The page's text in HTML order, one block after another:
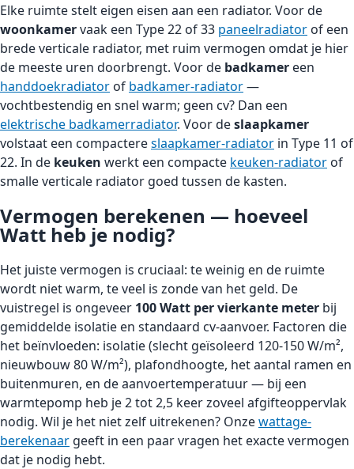
Elke ruimte stelt eigen eisen aan een radiator. Voor de
woonkamervaak een Type 22 of 33 paneelradiator of een
brede verticale radiator, met ruim vermogen omdat je hier
de meeste uren doorbrengt. Voor de badkamer een
handdoekradiator of badkamer-radiator—
vochtbestendig en snel warm; geen cv? Dan een
elektrische badkamerradiator. Voor deslaapkamer
volstaat een compactereslaapkamer-radiator in Type 11 of
22. In de keuken werkt een compacte keuken-radiator of
smalle verticale radiator goed tussen de kasten.
Vermogen berekenen — hoeveel
Watt heb je nodig?
Het juiste vermogen is cruciaal: te weinig en de ruimte
wordt niet warm, te veel is zonde van het geld. De
vuistregel is ongeveer 100 Watt per vierkante meter bij
gemiddelde isolatie en standaard cv-aanvoer. Factoren die
het beïnvloeden: isolatie (slecht geïsoleerd 120-150 W/m²,
nieuwbouw 80 W/m²), plafondhoogte, het aantal ramen en
buitenmuren, en de aanvoertemperatuur — bij een
warmtepomp heb je 2 tot 2,5 keer zoveel afgifteoppervlak
nodig. Wil je het niet zelf uitrekenen? Onzewattage-
berekenaar geeft in een paar vragen het exacte vermogen
dat je nodig hebt.